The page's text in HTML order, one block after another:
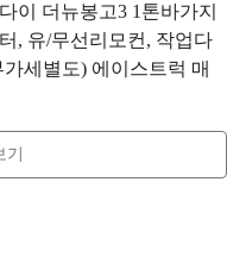
이 더뉴봉고3 1톤바가지
, 유/무선리모컨, 작업다
세별도) 에이스트럭 매